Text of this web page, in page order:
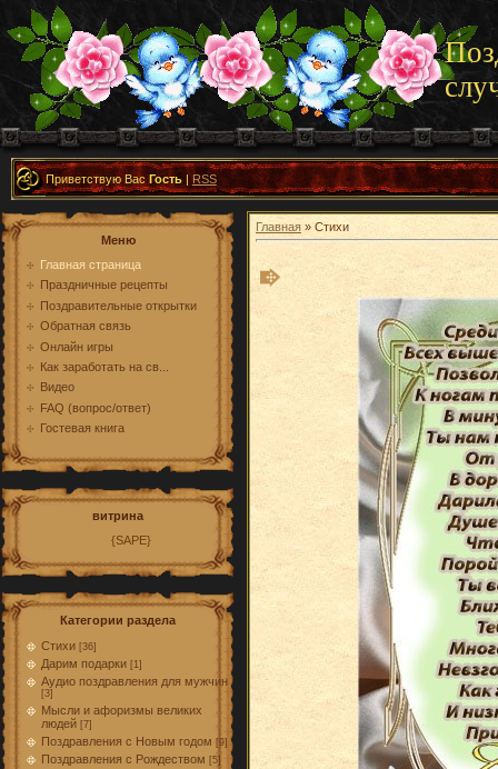
Приветствую ВасГость|RSS
Меню
Главная страница
Праздничные рецепты
Поздравительные открытки
Обратная связь
Онлайн игры
Как заработать на св...
Видео
FAQ (вопрос/ответ)
Гостевая книга
витрина
{SAPE}
Категории раздела
Стихи [36]
Дарим подарки [1]
Аудио поздравления для мужчин
[3]
Мысли и афоризмы великих
людей [7]
Поздравления с Новым годом [9]
Поздравления с Рождеством [5]
Главная » Стихи